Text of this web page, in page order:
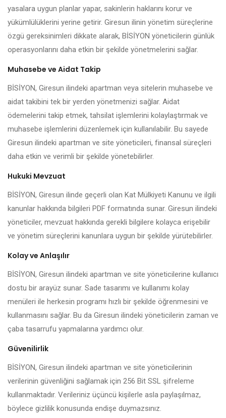
yasalara uygun planlar yapar, sakinlerin haklarını korur ve
yükümlülüklerini yerine getirir. Giresun ilinin yönetim süreçlerine
özgü gereksinimleri dikkate alarak, BİSİYON yöneticilerin günlük
operasyonlarını daha etkin bir şekilde yönetmelerini sağlar.
Muhasebe ve Aidat Takip
BİSİYON, Giresun ilindeki apartman veya sitelerin muhasebe ve
aidat takibini tek bir yerden yönetmenizi sağlar. Aidat
ödemelerini takip etmek, tahsilat işlemlerini kolaylaştırmak ve
muhasebe işlemlerini düzenlemek için kullanılabilir. Bu sayede
Giresun ilindeki apartman ve site yöneticileri, finansal süreçleri
daha etkin ve verimli bir şekilde yönetebilirler.
Hukuki Mevzuat
BİSİYON, Giresun ilinde geçerli olan Kat Mülkiyeti Kanunu ve ilgili
kanunlar hakkında bilgileri PDF formatında sunar. Giresun ilindeki
yöneticiler, mevzuat hakkında gerekli bilgilere kolayca erişebilir
ve yönetim süreçlerini kanunlara uygun bir şekilde yürütebilirler.
Kolay ve Anlaşılır
BİSİYON, Giresun ilindeki apartman ve site yöneticilerine kullanıcı
dostu bir arayüz sunar. Sade tasarımı ve kullanımı kolay
menüleri ile herkesin programı hızlı bir şekilde öğrenmesini ve
kullanmasını sağlar. Bu da Giresun ilindeki yöneticilerin zaman ve
çaba tasarrufu yapmalarına yardımcı olur.
Güvenilirlik
BİSİYON, Giresun ilindeki apartman ve site yöneticilerinin
verilerinin güvenliğini sağlamak için 256 Bit SSL şifreleme
kullanmaktadır. Verileriniz üçüncü kişilerle asla paylaşılmaz,
böylece gizlilik konusunda endişe duymazsınız.